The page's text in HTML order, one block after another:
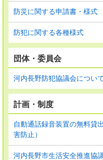
防災に関する申請書・様式
防犯に関する各種様式
団体・委員会
河内長野防犯協議会につい
計画・制度
自動通話録音装置の無料貸
害防止）
河内長野市生活安全推進協